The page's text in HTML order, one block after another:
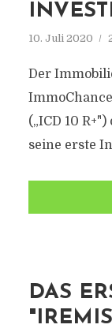
10. Juli 2020
Der
(„ICD 10
seine erste
DAS